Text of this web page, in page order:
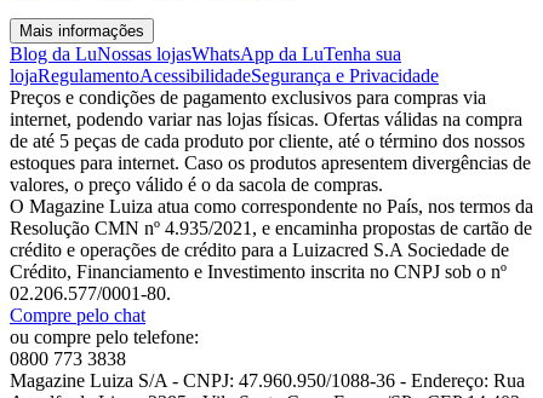
Mais informações
Blog da LuNossas lojasWhatsApp da LuTenha sua
lojaRegulamentoAcessibilidadeSegurança e Privacidade
Preços e condições de pagamento exclusivos para compras via
internet, podendo variar nas lojas físicas. Ofertas válidas na compra
de até 5 peças de cada produto por cliente, até o término dos nossos
estoques para internet. Caso os produtos apresentem divergências de
valores, o preço válido é o da sacola de compras.
O Magazine Luiza atua como correspondente no País, nos termos da
Resolução CMN nº 4.935/2021, e encaminha propostas de cartão de
crédito e operações de crédito para a Luizacred S.A Sociedade de
Crédito, Financiamento e Investimento inscrita no CNPJ sob o nº
02.206.577/0001-80.
Compre pelo chat
ou compre pelo telefone:
0800 773 3838
Magazine Luiza S/A - CNPJ: 47.960.950/1088-36 - Endereço: Rua